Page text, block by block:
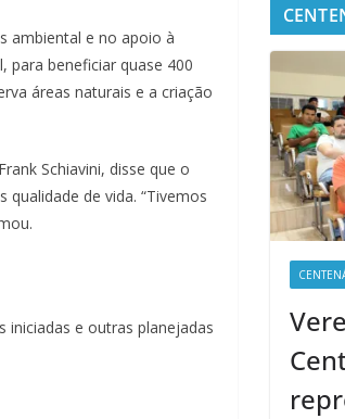
ambiental e no apoio à
para beneficiar quase 400
áreas naturais e a criação
Schiavini, disse que o
de vida. “Tivemos
iniciadas e outras planejadas